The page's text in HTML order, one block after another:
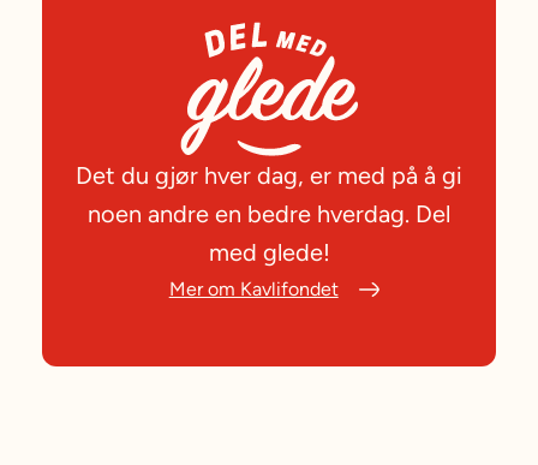
Det du gjør hver dag, er med på å gi
noen andre en bedre hverdag. Del
med glede!
Mer om Kavlifondet